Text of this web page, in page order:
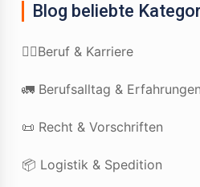
Blog beliebte
👷‍♂️Beruf & Karriere
🚛 Berufsalltag & Erfahrungen
📜 Recht & Vorschriften
📦 Logistik & Spedition